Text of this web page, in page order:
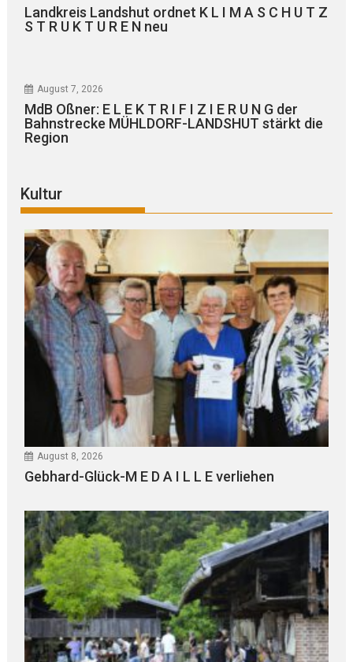
Landkreis Landshut ordnet K L I M A S C H U T Z
S T R U K T U R E N neu
August 7, 2026
MdB Oßner: E L E K T R I F I Z I E R U N G der
Bahnstrecke MÜHLDORF-LANDSHUT stärkt die
Region
Kultur
August 8, 2026
Gebhard-Glück-M E D A I L L E verliehen